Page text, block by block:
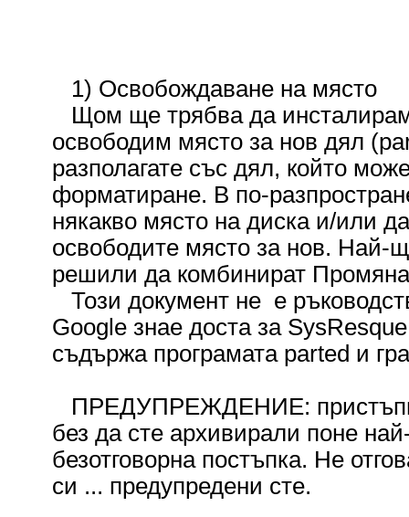
1) Освобождаване на място
Щом ще трябва да
освободим място за нов дял
разполагате със дял, който
форматиране. В по-
някакво място на диска и/или
освободите място за нов. Най-
решили да комбинират
Този документ не е
Google знае доста за
съдържа програмата parted и
ПРЕДУПРЕЖДЕНИЕ:
без да сте архивирали поне
безотговорна постъпка. Не
си ... предупредени сте.